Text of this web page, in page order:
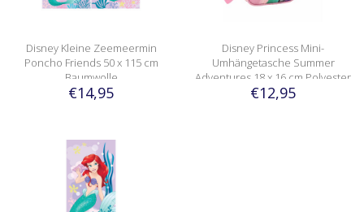
Disney Kleine Zeemeermin
Poncho Friends 50 x 115 cm
Baumwolle
€14,95
Disney Princess Mini-
Umhängetasche Summer
Adventures 18 x 16 cm Polyester
€12,95